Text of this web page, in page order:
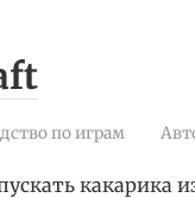
по играм
какарика